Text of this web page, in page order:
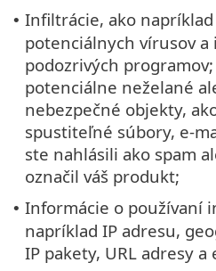
• Infiltrácie, ako
potenciálnych vírusov a
podozrivých
potenciálne neželané
nebezpečné objekty,
spustiteľné súbory, e-
ste nahlásili ako spam
označil váš produkt;
• Informácie o používaní
napríklad IP adresu,
IP pakety, URL adresy